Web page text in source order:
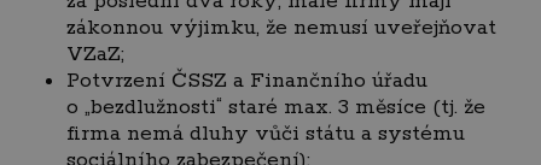
zákonnou výjimku, že nemusí uveřejňovat
VZaZ;
Potvrzení ČSSZ a Finančního úřadu
o „bezdlužnosti“ staré max. 3 měsíce (tj. že
firma nemá dluhy vůči státu a systému